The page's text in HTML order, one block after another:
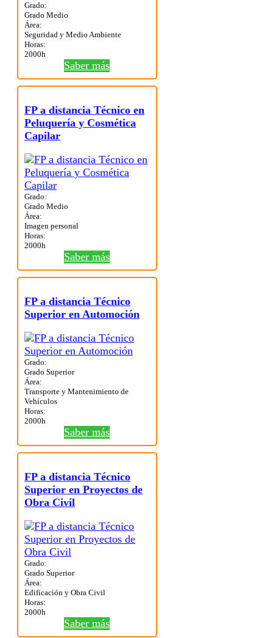
Grado:
Grado Medio
Área:
Seguridad y Medio Ambiente
Horas:
2000h
Saber más
FP a distancia Técnico en
Peluquería y Cosmética
Capilar
Grado:
Grado Medio
Área:
Imagen personal
Horas:
2000h
Saber más
FP a distancia Técnico
Superior en Automoción
Grado:
Grado Superior
Área:
Transporte y Mantenimiento de
Vehículos
Horas:
2000h
Saber más
FP a distancia Técnico
Superior en Proyectos de
Obra Civil
Grado:
Grado Superior
Área:
Edificación y Obra Civil
Horas:
2000h
Saber más